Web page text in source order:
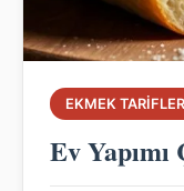
EKMEK
Ev